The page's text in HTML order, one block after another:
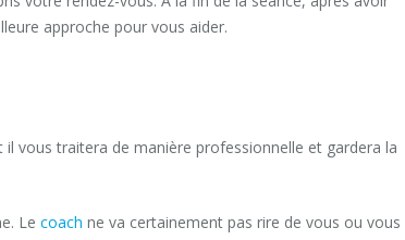
approche pour vous aider.
il vous traitera de manière professionnelle et gardera la
Le coach ne va certainement pas rire de vous ou vous